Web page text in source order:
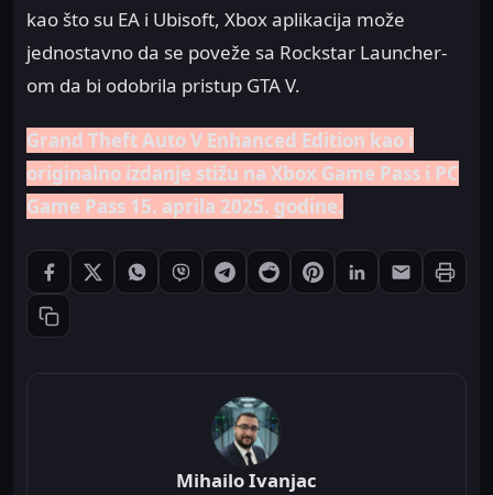
kao što su EA i Ubisoft, Xbox aplikacija može
jednostavno da se poveže sa Rockstar Launcher-
om da bi odobrila pristup GTA V.
Grand Theft Auto V Enhanced Edition kao i
originalno izdanje stižu na Xbox Game Pass i PC
Game Pass 15. aprila 2025. godine.
Podeli: Facebook
Podeli: XPodeli: WhatsApp
Podeli: Viber
Podeli: Telegram
Podeli: Reddit
Podeli: Pinterest
Podeli: LinkedIn
Podeli:
Kopiraj link
Mihailo Ivanjac